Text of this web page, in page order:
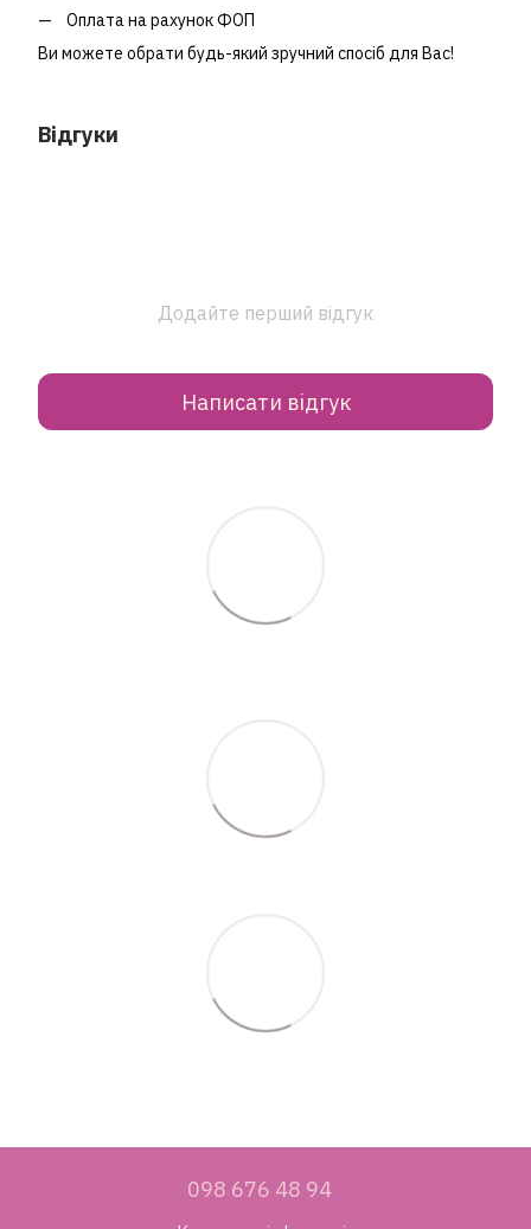
Оплата на рахунок ФОП
Ви можете обрати будь-який зручний спосіб для Вас!
Відгуки
Додайте перший відгук
Написати відгук
098 676 48 94